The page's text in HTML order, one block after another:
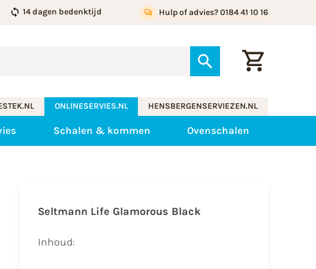
14 dagen bedenktijd Hulp of advies? 0184 41 10 16
ONLINESERVIES.NL HENSBERGENSERVIEZEN.NL
Schalen & kommen Ovenschalen
Seltmann Life Glamorous Black
Inhoud: